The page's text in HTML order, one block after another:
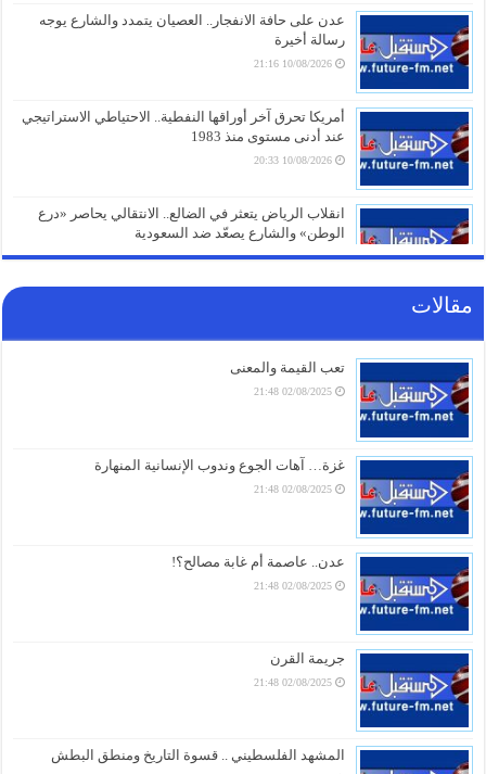
عدن على حافة الانفجار.. العصيان يتمدد والشارع يوجه
رسالة أخيرة
10/08/2026 21:16
أمريكا تحرق آخر أوراقها النفطية.. الاحتياطي الاستراتيجي
عند أدنى مستوى منذ 1983
10/08/2026 20:33
انقلاب الرياض يتعثر في الضالع.. الانتقالي يحاصر «درع
الوطن» والشارع يصعّد ضد السعودية
10/08/2026 20:01
مقالات
تعب القيمة والمعنى
02/08/2025 21:48
غزة… آهات الجوع وندوب الإنسانية المنهارة
02/08/2025 21:48
عدن.. عاصمة أم غابة مصالح؟!
02/08/2025 21:48
جريمة القرن
02/08/2025 21:48
المشهد الفلسطيني .. قسوة التاريخ ومنطق البطش